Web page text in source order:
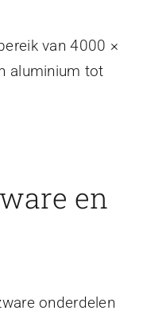
van 4000 ×
aluminium tot
en
onderdelen